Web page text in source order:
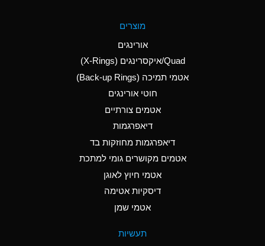
Aluminum Nitrate
(Aqueous)
Aluminum Phosphate
Ammonia Anhydrous
C
Ammonia Gas (cold)
A
Ammonia Gas (hot)
מוצרים
אורינגים
Quad/איקסרינגים (X-Rings)
אטמי תמיכה (Back-up Rings)
חוטי אורינגים
אטמים צורתיים
דיאפרגמות
דיאפרגמות מחוזקות בד
אטמים מקושרים גומי למתכת
אטמי חיוץ לאוגן
דיסקיות אטימה
אטמי שמן
תעשיות